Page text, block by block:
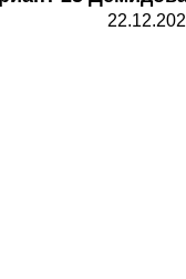
22.12.202